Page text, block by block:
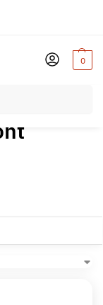
0
Cut